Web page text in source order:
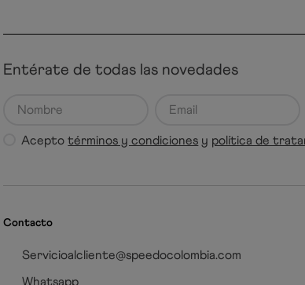
Entérate de todas las novedades
Aceptotérminos y condiciones y política de
Contacto
Servicioalcliente@speedocolombia.com
Whatsapp